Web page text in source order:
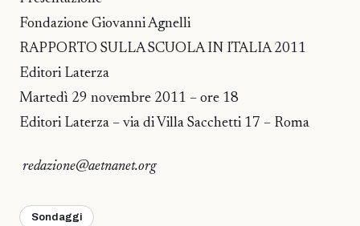
Fondazione Giovanni Agnelli
RAPPORTO SULLA SCUOLA IN ITALIA 2011
Editori Laterza
Martedì 29 novembre 2011 – ore 18
Editori Laterza – via di Villa Sacchetti 17 – Roma
redazione@aetnanet.org
Sondaggi